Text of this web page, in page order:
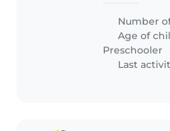
IT engineer
care of our
from
Number
Age of
Preschooler
Last